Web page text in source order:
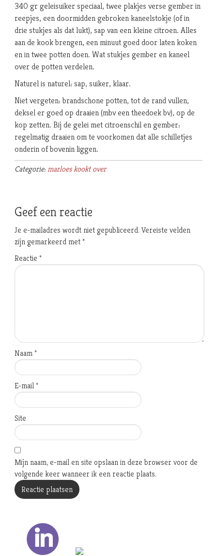
340 gr geleisuiker speciaal, twee plakjes verse gember in
reepjes, een doormidden gebroken kaneelstokje (of in
drie stukjes als dat lukt), sap van een kleine citroen. Alles
aan de kook brengen, een minuut goed door laten koken
en in twee potten doen. Wat stukjes gember en kaneel
over de potten verdelen.
Naturel is naturel: sap, suiker, klaar.
Niet vergeten: brandschone potten, tot de rand vullen,
deksel er goed op draaien (mbv een theedoek bv), op de
kop zetten. Bij de gelei met citroenschil en gember:
regelmatig draaien om te voorkomen dat alle schilletjes
onderin of bovenin liggen.
Categorie:marloes kookt over
Geef een reactie
Je e-mailadres wordt niet gepubliceerd. Vereiste velden
zijn gemarkeerd met*
Reactie *
Naam*
E-mail*
Site
Mijn naam, e-mail en site opslaan in deze browser voor de
volgende keer wanneer ik een reactie plaats.